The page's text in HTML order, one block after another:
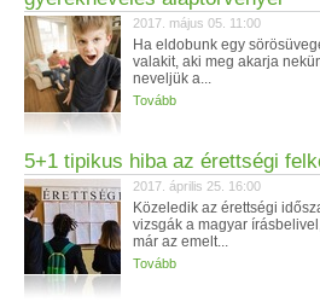
2017. május 05. 11:00
Ha eldobunk egy
valakit, aki meg akarja
neveljük a...
Tovább
5+1 tipikus hiba az érettségi
2017. április 25. 16:00
Közeledik az érettségi
vizsgák a magyar
már az emelt...
Tovább